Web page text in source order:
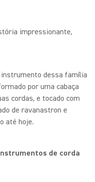
impressionante,
dessa família
por uma cabaça
cordas, e tocado com
de ravanastron e
até hoje.
de corda